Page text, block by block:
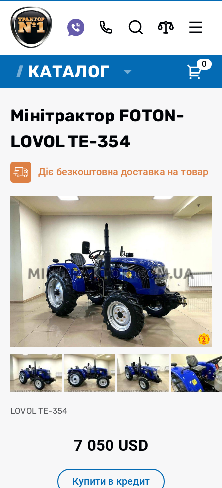
КАТАЛОГ 0
Мінітрактор FOTON-
LOVOL TE-354
Діє безкоштовна доставка на товар
LOVOL TE-354
7 050 USD
Купити в кредит